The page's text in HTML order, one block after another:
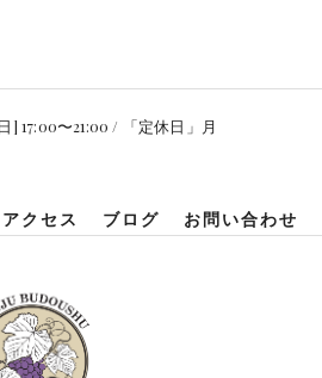
] 17:00〜21:00 / 「定休日」月
アクセス ブログ お問い合わせ